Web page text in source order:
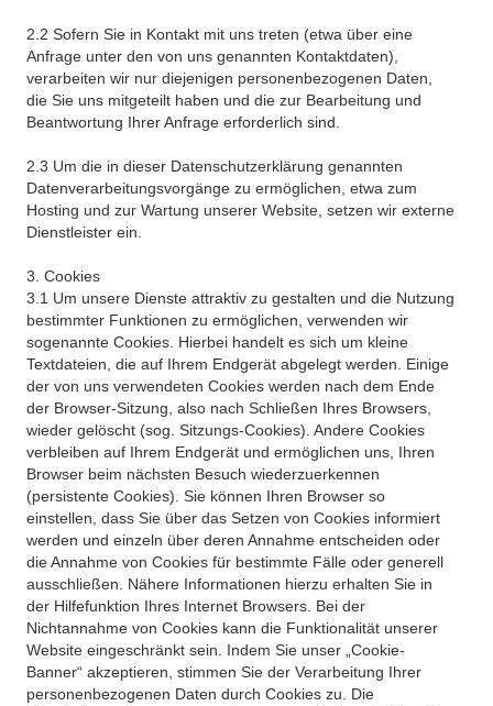
2.2 Sofern Sie in Kontakt mit uns treten (etwa über eine
Anfrage unter den von uns genannten Kontaktdaten),
verarbeiten wir nur diejenigen personenbezogenen Daten,
die Sie uns mitgeteilt haben und die zur Bearbeitung und
Beantwortung Ihrer Anfrage erforderlich sind.
2.3 Um die in dieser Datenschutzerklärung genannten
Datenverarbeitungsvorgänge zu ermöglichen, etwa zum
Hosting und zur Wartung unserer Website, setzen wir externe
Dienstleister ein.
3. Cookies
3.1 Um unsere Dienste attraktiv zu gestalten und die Nutzung
bestimmter Funktionen zu ermöglichen, verwenden wir
sogenannte Cookies. Hierbei handelt es sich um kleine
Textdateien, die auf Ihrem Endgerät abgelegt werden. Einige
der von uns verwendeten Cookies werden nach dem Ende
der Browser-Sitzung, also nach Schließen Ihres Browsers,
wieder gelöscht (sog. Sitzungs-Cookies). Andere Cookies
verbleiben auf Ihrem Endgerät und ermöglichen uns, Ihren
Browser beim nächsten Besuch wiederzuerkennen
(persistente Cookies). Sie können Ihren Browser so
einstellen, dass Sie über das Setzen von Cookies informiert
werden und einzeln über deren Annahme entscheiden oder
die Annahme von Cookies für bestimmte Fälle oder generell
ausschließen. Nähere Informationen hierzu erhalten Sie in
der Hilfefunktion Ihres Internet Browsers. Bei der
Nichtannahme von Cookies kann die Funktionalität unserer
Website eingeschränkt sein. Indem Sie unser „Cookie-
Banner“ akzeptieren, stimmen Sie der Verarbeitung Ihrer
personenbezogenen Daten durch Cookies zu. Die